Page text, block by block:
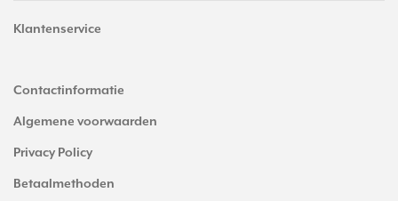
Klantenservice
Contactinformatie
Algemene voorwaarden
Privacy Policy
Betaalmethoden